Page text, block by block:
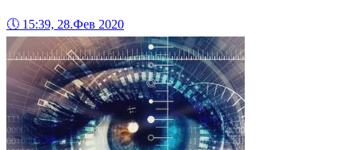
🕔 15:39, 28.Фев 2020